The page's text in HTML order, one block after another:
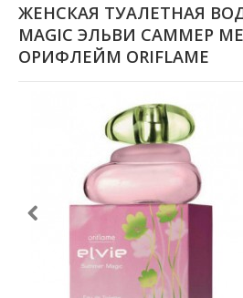
ЖЕНСКАЯ ТУАЛЕТНАЯ
MAGIC ЭЛЬВИ САММЕР
ОРИФЛЕЙМ ORIFLAME